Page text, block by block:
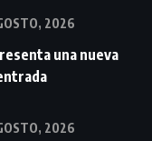
2026
una nueva
2026